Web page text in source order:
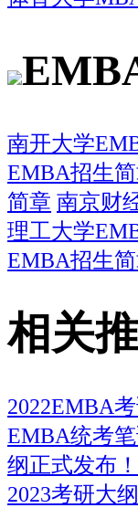
南开大学
EMBA招生
简章 南京财
理工大学
EMBA招生
相关
2022EMBA
EMBA统考
纲正式发布
2023考研大纲